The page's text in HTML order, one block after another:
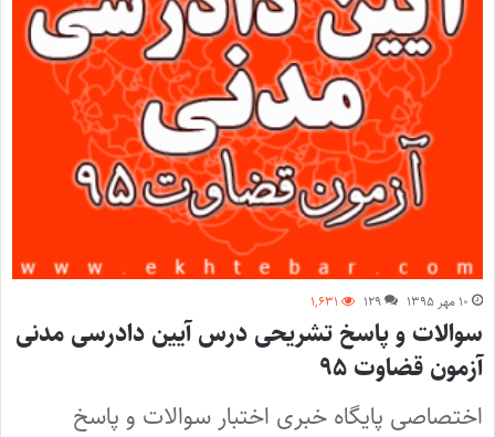
۱۰ مهر ۱۳۹۵ ۱۲۹ ۱,۶۳۱
سوالات و پاسخ تشریحی درس آیین دادرسی مدنی
آزمون قضاوت ۹۵
اختصاصی پایگاه خبری اختبار سوالات و پاسخ